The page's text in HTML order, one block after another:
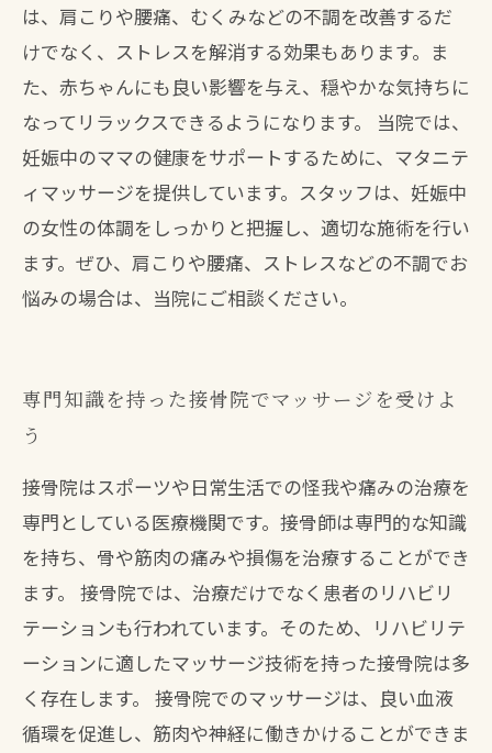
は、肩こりや腰痛、むくみなどの不調を改善するだ
けでなく、ストレスを解消する効果もあります。ま
た、赤ちゃんにも良い影響を与え、穏やかな気持ちに
なってリラックスできるようになります。 当院では、
妊娠中のママの健康をサポートするために、マタニテ
ィマッサージを提供しています。スタッフは、妊娠中
の女性の体調をしっかりと把握し、適切な施術を行い
ます。ぜひ、肩こりや腰痛、ストレスなどの不調でお
悩みの場合は、当院にご相談ください。
専門知識を持った接骨院でマッサージを受けよ
う
接骨院はスポーツや日常生活での怪我や痛みの治療を
専門としている医療機関です。接骨師は専門的な知識
を持ち、骨や筋肉の痛みや損傷を治療することができ
ます。 接骨院では、治療だけでなく患者のリハビリ
テーションも行われています。そのため、リハビリテ
ーションに適したマッサージ技術を持った接骨院は多
く存在します。 接骨院でのマッサージは、良い血液
循環を促進し、筋肉や神経に働きかけることができま